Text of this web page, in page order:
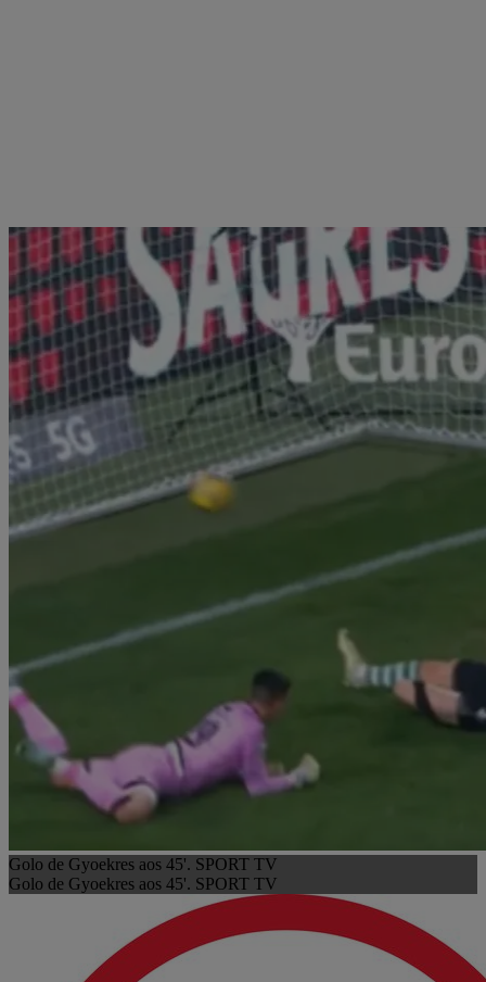
Golo de Gyoekres aos 45'. SPORT TV
Golo de Gyoekres aos 45'. SPORT TV